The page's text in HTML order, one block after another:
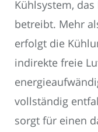
Kühlsystem,
betreibt. Mehr
erfolgt die
indirekte freie
vollständig
sorgt für einen